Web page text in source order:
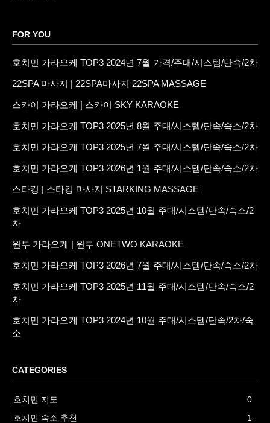
FOR YOU
호치민 가라오케 TOP3 2024년 7월 가격/주대/시스템/단속/2차
22SPA 마사지 | 22SPA마사지 22SPA MASSAGE
스카이 가라오케 | 스카이 SKY KARAOKE
호치민 가라오케 TOP3 2025년 8월 주대/시스템/단속/숙소/2차
호치민 가라오케 TOP3 2025년 7월 주대/시스템/단속/숙소/2차
호치민 가라오케 TOP3 2026년 1월 주대/시스템/단속/숙소/2차
스타킹 | 스타킹 마사지 STARKING MASSAGE
호치민 가라오케 TOP3 2025년 10월 주대/시스템/단속/숙소/2
차
원투 가라오케 | 원투 ONETWO KARAOKE
호치민 가라오케 TOP3 2026년 7월 주대/시스템/단속/숙소/2차
호치민 가라오케 TOP3 2025년 11월 주대/시스템/단속/숙소/2
차
호치민 가라오케 TOP3 2024년 10월 주대/시스템/단속/2차/숙
소
CATEGORIES
호치민 지도
0
호치민 숙소 추천
1